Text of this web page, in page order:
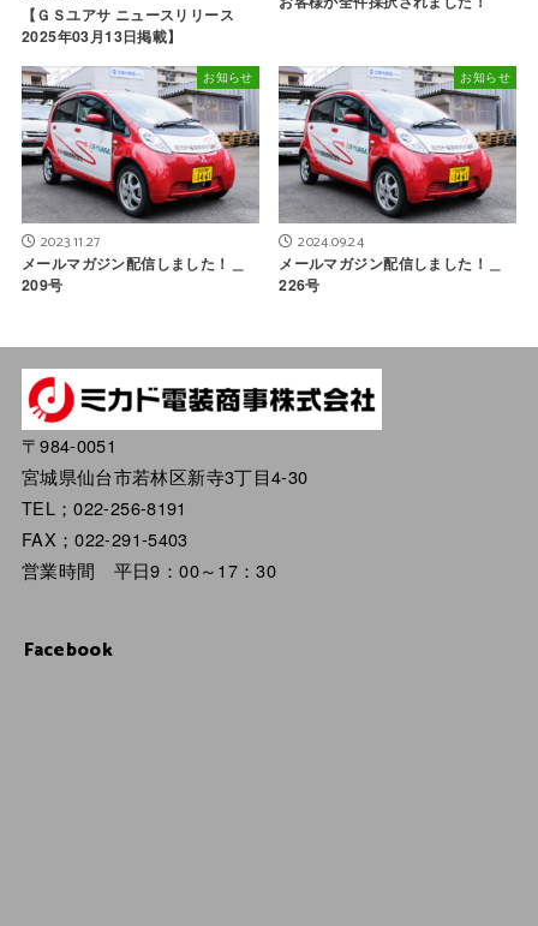
【ＧＳユアサ ニュースリリース
2025年03月13日掲載】
お知らせ
2023.11.27
メールマガジン配信しました！＿
209号
お知らせ
2024.09.24
メールマガジン配信しました！＿
226号
〒984-0051
宮城県仙台市若林区新寺3丁目4-30
TEL；022-256-8191
FAX；022-291-5403
営業時間 平日9：00～17：30
Facebook